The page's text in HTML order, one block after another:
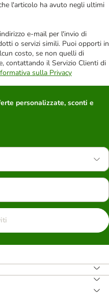
l'articolo ha avuto negli ultimi
e-mail per l'invio di
o servizi simili. Puoi opporti in
costo, se non quelli di
contattando il Servizio Clienti di
sulla Privacy
personalizzate, sconti e